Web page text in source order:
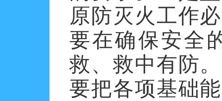
原防灭火工作
要在确保安全
救、救中有防
要把各项基础